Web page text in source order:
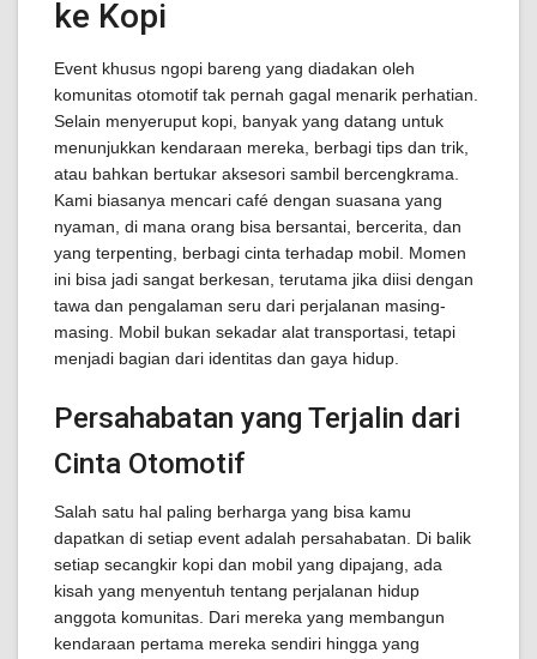
ke Kopi
Event khusus ngopi bareng yang diadakan oleh
komunitas otomotif tak pernah gagal menarik perhatian.
Selain menyeruput kopi, banyak yang datang untuk
menunjukkan kendaraan mereka, berbagi tips dan trik,
atau bahkan bertukar aksesori sambil bercengkrama.
Kami biasanya mencari café dengan suasana yang
nyaman, di mana orang bisa bersantai, bercerita, dan
yang terpenting, berbagi cinta terhadap mobil. Momen
ini bisa jadi sangat berkesan, terutama jika diisi dengan
tawa dan pengalaman seru dari perjalanan masing-
masing. Mobil bukan sekadar alat transportasi, tetapi
menjadi bagian dari identitas dan gaya hidup.
Persahabatan yang Terjalin dari
Cinta Otomotif
Salah satu hal paling berharga yang bisa kamu
dapatkan di setiap event adalah persahabatan. Di balik
setiap secangkir kopi dan mobil yang dipajang, ada
kisah yang menyentuh tentang perjalanan hidup
anggota komunitas. Dari mereka yang membangun
kendaraan pertama mereka sendiri hingga yang